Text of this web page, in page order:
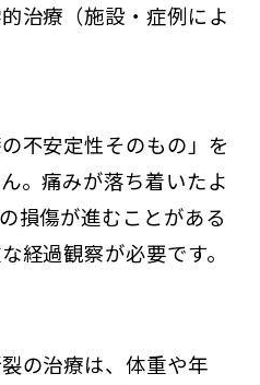
治療（施設・症例によ
不安定性そのもの」を
。痛みが落ち着いたよ
損傷が進むことがある
経過観察が必要です。
の治療は、体重や年